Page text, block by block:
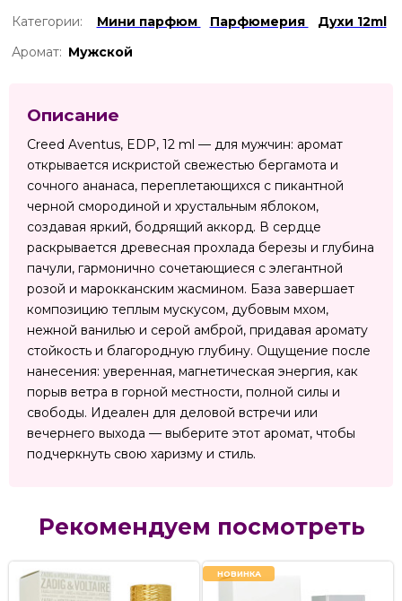
Категории:
Мини парфюм Парфюмерия
Духи 12ml
Аромат: Мужской
Описание
Creed Aventus, EDP, 12 ml — для мужчин: аромат
открывается искристой свежестью бергамота и
сочного ананаса, переплетающихся с пикантной
черной смородиной и хрустальным яблоком,
создавая яркий, бодрящий аккорд. В сердце
раскрывается древесная прохлада березы и глубина
пачули, гармонично сочетающиеся с элегантной
розой и марокканским жасмином. База завершает
композицию теплым мускусом, дубовым мхом,
нежной ванилью и серой амброй, придавая аромату
стойкость и благородную глубину. Ощущение после
нанесения: уверенная, магнетическая энергия, как
порыв ветра в горной местности, полной силы и
свободы. Идеален для деловой встречи или
вечернего выхода — выберите этот аромат, чтобы
подчеркнуть свою харизму и стиль.
Рекомендуем посмотреть
НОВИНКА